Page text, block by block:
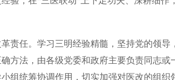
任。学习三明经验精髓，坚持党的领导
方法，由各级党委和政府主要负责同志或
组统筹协调作用，切实加强对医改的组